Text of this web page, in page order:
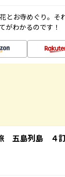
とお寺めぐり。
がわかるのです！
五島列島 ４